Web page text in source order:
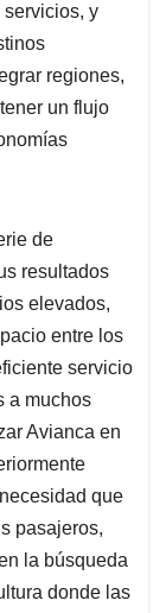
servicios, y
regiones,
un flujo
de
resultados
elevados,
entre los
servicio
a muchos
Avianca en
que
pasajeros,
la búsqueda
donde las